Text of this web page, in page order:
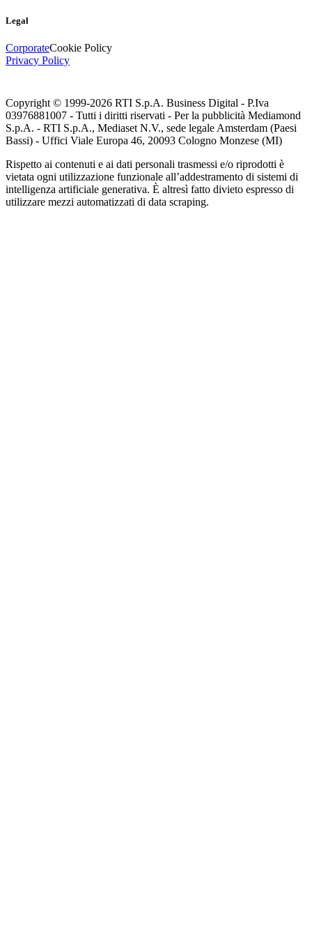
Legal
CorporateCookie Policy
Privacy Policy
Copyright © 1999-2026 RTI S.p.A. Business Digital - P.Iva
03976881007 - Tutti i diritti riservati - Per la pubblicità Mediamond
S.p.A. - RTI S.p.A., Mediaset N.V., sede legale Amsterdam (Paesi
Bassi) - Uffici Viale Europa 46, 20093 Cologno Monzese (MI)
Rispetto ai contenuti e ai dati personali trasmessi e/o riprodotti è
vietata ogni utilizzazione funzionale all’addestramento di sistemi di
intelligenza artificiale generativa. È altresì fatto divieto espresso di
utilizzare mezzi automatizzati di data scraping.